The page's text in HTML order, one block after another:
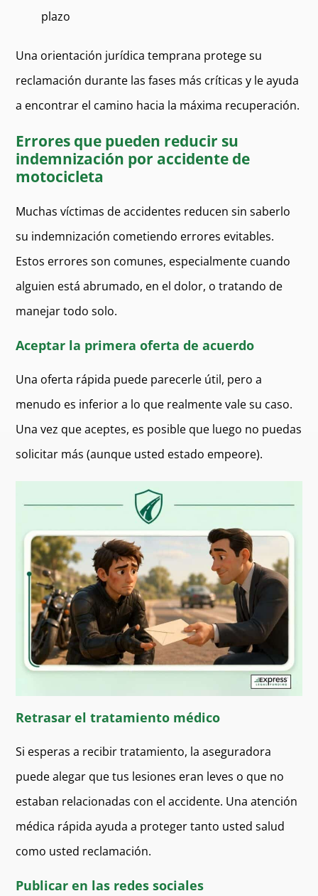
plazo
Una orientación jurídica temprana protege su
reclamación durante las fases más críticas y le ayuda
a encontrar el camino hacia la máxima recuperación.
Errores que pueden reducir su
indemnización por accidente de
motocicleta
Muchas víctimas de accidentes reducen sin saberlo
su indemnización cometiendo errores evitables.
Estos errores son comunes, especialmente cuando
alguien está abrumado, en el dolor, o tratando de
manejar todo solo.
Aceptar la primera oferta de acuerdo
Una oferta rápida puede parecerle útil, pero a
menudo es inferior a lo que realmente vale su caso.
Una vez que aceptes, es posible que luego no puedas
solicitar más (aunque usted estado empeore).
Retrasar el tratamiento médico
Si esperas a recibir tratamiento, la aseguradora
puede alegar que tus lesiones eran leves o que no
estaban relacionadas con el accidente. Una atención
médica rápida ayuda a proteger tanto usted salud
como usted reclamación.
Publicar en las redes sociales